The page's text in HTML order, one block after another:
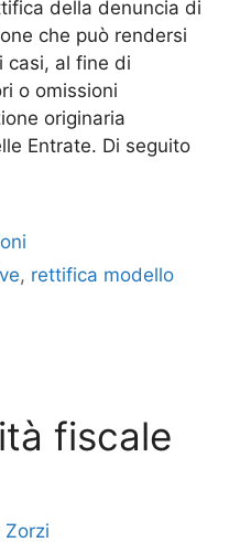
della denuncia di
che può rendersi
casi, al fine di
o omissioni
originaria
Entrate. Di seguito
, rettifica modello
fiscale
Zorzi